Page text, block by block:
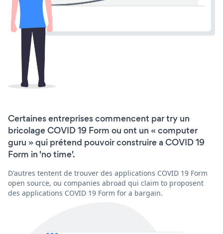
Certaines entreprises commencent par try un
bricolage COVID 19 Form ou ont un « computer
guru » qui prétend pouvoir construire a COVID 19
Form in 'no time'.
D'autres tentent de trouver des applications COVID 19 Form
open source, ou companies abroad qui claim to proposent
des applications COVID 19 Form for a bargain.